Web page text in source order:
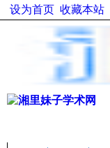
设为首页 收藏本站